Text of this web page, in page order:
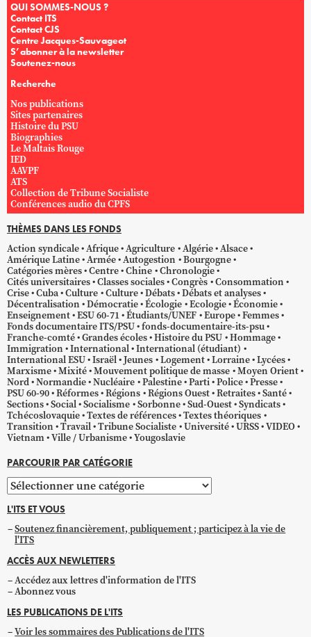
QUI SOMMES-NOUS ?
Contact ITS
Contact CJS
Centre Jacques-Sauvageot
S’abonner à la newsletter
Soutenez-nous
Recherche
Nos publications
Sites partenaires
Histoire du PSU
Biographies
Le Maltais Rouge
IED
AAVPF
ATS
Collection de Tribune Socialiste
Conférences audio du CPFS
THÈMES DANS LES FONDS
Action syndicale Afrique Agriculture Algérie Alsace
Amérique Latine Armée Autogestion
Bourgogne
Catégories mères Centre Chine Chronologie
Cités universitaires Classes sociales Congrès Consommation
Crise Cuba Culture Culture Débats Débats et analyses
Décentralisation Démocratie Écologie Ecologie Économie
Enseignement ESU 60-71 Étudiants/UNEF Europe Femmes
Fonds documentaire ITS/PSU fonds-documentaire-its-psu
Franche-comté Grandes écoles Histoire du PSU Hommage
Immigration International International (étudiant)
International ESU Israël Jeunes Logement Lorraine Lycées
Marxisme Mixité Mouvement politique de masse Moyen Orient
Nord Normandie Nucléaire Palestine Parti Police Presse
PSU 60-90 Réformes Régions Régions Ouest Retraites Santé
Sections Social Socialisme Sorbonne Sud-Ouest Syndicats
Tchécoslovaquie Textes de références Textes théoriques
Transition Travail Tribune Socialiste Université URSS VIDEO
Vietnam Ville / Urbanisme Yougoslavie
PARCOURIR PAR CATÉGORIE
Parcourir
par
catégorie
L'ITS ET VOUS
Soutenez financièrement, publiquement ; participez à la vie de
l'ITS
ACCÈS AUX NEWLETTERS
Accédez aux lettres d'information de l'ITS
Abonnez vous
LES PUBLICATIONS DE L'ITS
Voir les sommaires des Publications de l'ITS